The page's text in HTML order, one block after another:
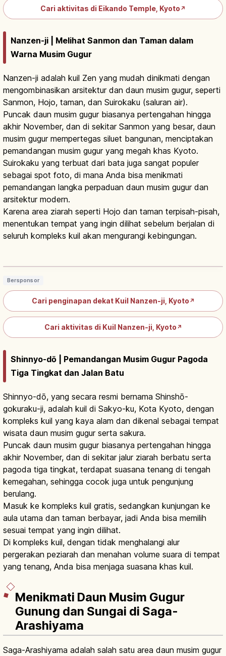
Cari aktivitas di Eikando Temple, Kyoto ↗
Nanzen-ji | Melihat Sanmon dan Taman dalam
Warna Musim Gugur
Nanzen-ji adalah kuil Zen yang mudah dinikmati dengan
mengombinasikan arsitektur dan daun musim gugur, seperti
Sanmon, Hojo, taman, dan Suirokaku (saluran air).
Puncak daun musim gugur biasanya pertengahan hingga
akhir November, dan di sekitar Sanmon yang besar, daun
musim gugur mempertegas siluet bangunan, menciptakan
pemandangan musim gugur yang megah khas Kyoto.
Suirokaku yang terbuat dari bata juga sangat populer
sebagai spot foto, di mana Anda bisa menikmati
pemandangan langka perpaduan daun musim gugur dan
arsitektur modern.
Karena area ziarah seperti Hojo dan taman terpisah-pisah,
menentukan tempat yang ingin dilihat sebelum berjalan di
seluruh kompleks kuil akan mengurangi kebingungan.
Kuil Nanzen-ji Kyoto: Akuaduk Suiro-
Bersponsor
Cari penginapan dekat Kuil Nanzen-ji, Kyoto ↗
Cari aktivitas di Kuil Nanzen-ji, Kyoto ↗
Shinnyo-dō | Pemandangan Musim Gugur Pagoda
Tiga Tingkat dan Jalan Batu
Shinnyo-dō, yang secara resmi bernama Shinshō-
gokuraku-ji, adalah kuil di Sakyo-ku, Kota Kyoto, dengan
kompleks kuil yang kaya alam dan dikenal sebagai tempat
wisata daun musim gugur serta sakura.
Puncak daun musim gugur biasanya pertengahan hingga
akhir November, dan di sekitar jalur ziarah berbatu serta
pagoda tiga tingkat, terdapat suasana tenang di tengah
kemegahan, sehingga cocok juga untuk pengunjung
berulang.
Masuk ke kompleks kuil gratis, sedangkan kunjungan ke
aula utama dan taman berbayar, jadi Anda bisa memilih
sesuai tempat yang ingin dilihat.
Di kompleks kuil, dengan tidak menghalangi alur
pergerakan peziarah dan menahan volume suara di tempat
yang tenang, Anda bisa menjaga suasana khas kuil.
Menikmati Daun Musim Gugur
Gunung dan Sungai di Saga-
Arashiyama
Saga-Arashiyama adalah salah satu area daun musim gugur